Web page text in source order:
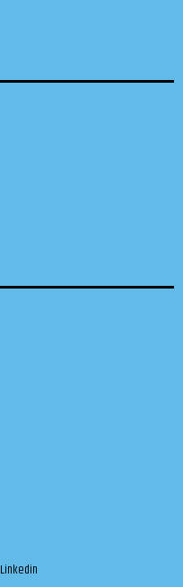
Linkedin